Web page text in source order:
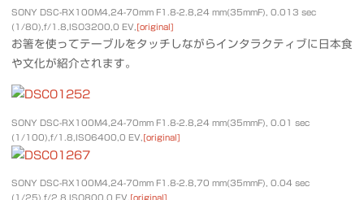
SONY DSC-RX100M4,24-70mm F1.8-2.8,24 mm(35mmF), 0.013 sec
(1/80),f/1.8,ISO3200,0 EV, [original]
お箸を使ってテーブルをタッチしながらインタラクティブに日本食
や文化が紹介されます。
SONY DSC-RX100M4,24-70mm F1.8-2.8,24 mm(35mmF), 0.01 sec
(1/100),f/1.8,ISO6400,0 EV, [original]
SONY DSC-RX100M4,24-70mm F1.8-2.8,70 mm(35mmF), 0.04 sec
(1/25),f/2.8,ISO800,0 EV, [original]